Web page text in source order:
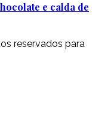
e calda de
reservados para